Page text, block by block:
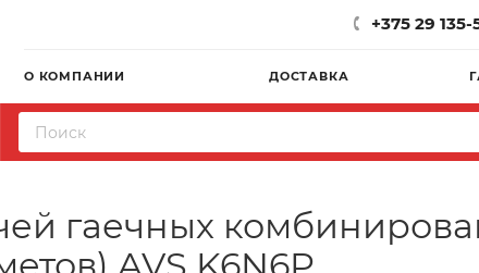
+375 29 135-
О КОМПАНИИ ДОСТАВКА
гаечных